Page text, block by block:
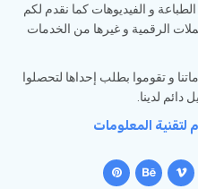
و الفيديوهات كما نقدم لكم
الرقمية و غيرها من الخدمات
و تقوموا بطلب إحداها لتحصلوا
لدينا.
لتقنية المعلومات